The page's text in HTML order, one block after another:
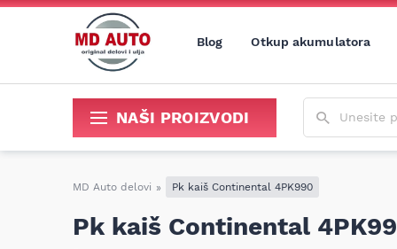
Blog Otkup akumulatora
NAŠI PROIZVODI
MD Auto delovi » Pk kaiš Continental 4PK990
Pk kaiš Continental